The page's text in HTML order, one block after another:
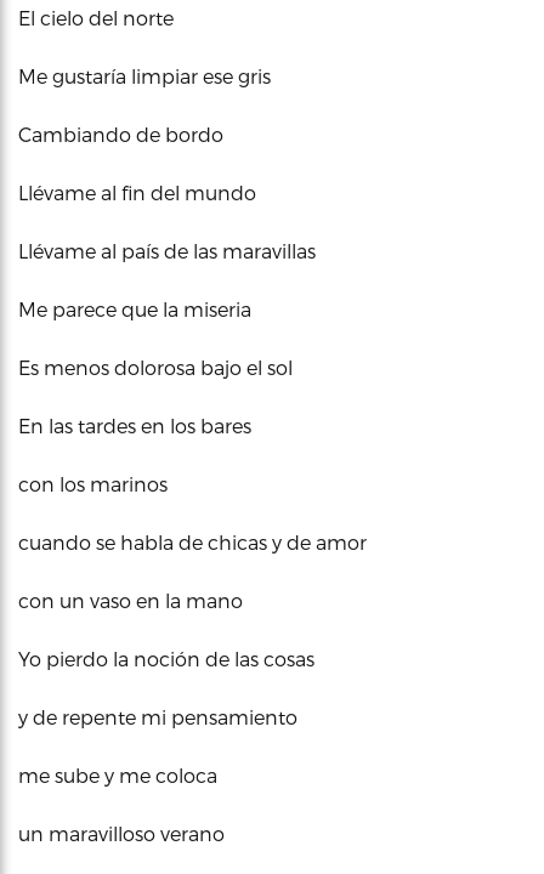
El cielo del norte
Me gustaría limpiar ese gris
Cambiando de bordo
Llévame al fin del mundo
Llévame al país de las maravillas
Me parece que la miseria
Es menos dolorosa bajo el sol
En las tardes en los bares
con los marinos
cuando se habla de chicas y de amor
con un vaso en la mano
Yo pierdo la noción de las cosas
y de repente mi pensamiento
me sube y me coloca
un maravilloso verano